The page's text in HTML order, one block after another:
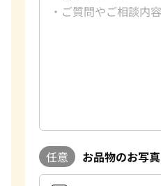
任意 お品物のお写真